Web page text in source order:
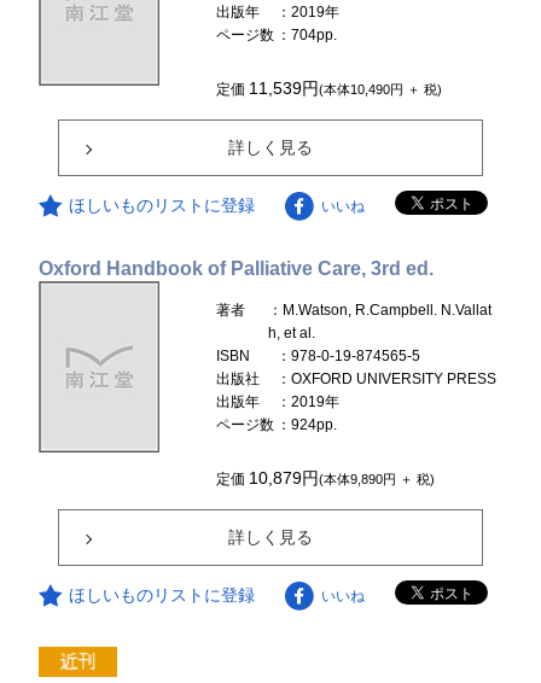
出版年
：2019年
ページ数 ：704pp.
定価 11,539円(本体10,490円 ＋ 税)
詳しく見る
ほしいものリストに登録 いいね
Oxford Handbook of Palliative Care, 3rd ed.
著者
：M.Watson, R.Campbell. N.Vallat
h, et al.
ISBN
：978-0-19-874565-5
出版社
：OXFORD UNIVERSITY PRESS
出版年
：2019年
ページ数 ：924pp.
定価 10,879円(本体9,890円 ＋ 税)
詳しく見る
ほしいものリストに登録 いいね